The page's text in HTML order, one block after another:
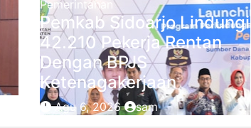
Pemerintahan
Pemkab Sidoarjo Lindungi
42.210 Pekerja Rentan
Dengan BPJS
Ketenagakerjaan
Agu 6, 2026 sam